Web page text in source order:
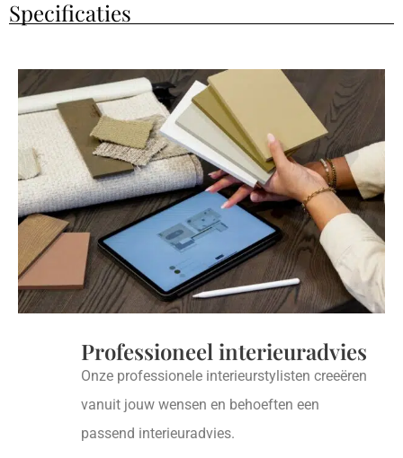
Specificaties
Professioneel interieuradvies
Onze professionele interieurstylisten creeëren
vanuit jouw wensen en behoeften een
passend interieuradvies.